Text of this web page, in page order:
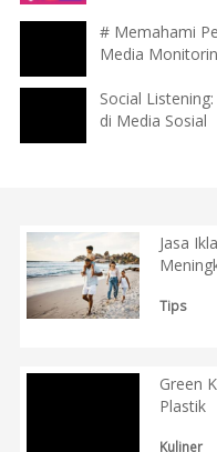
# Memahami
Media
Social
di Media Sosial
Jasa
Tips
Green
Plastik
Kuliner